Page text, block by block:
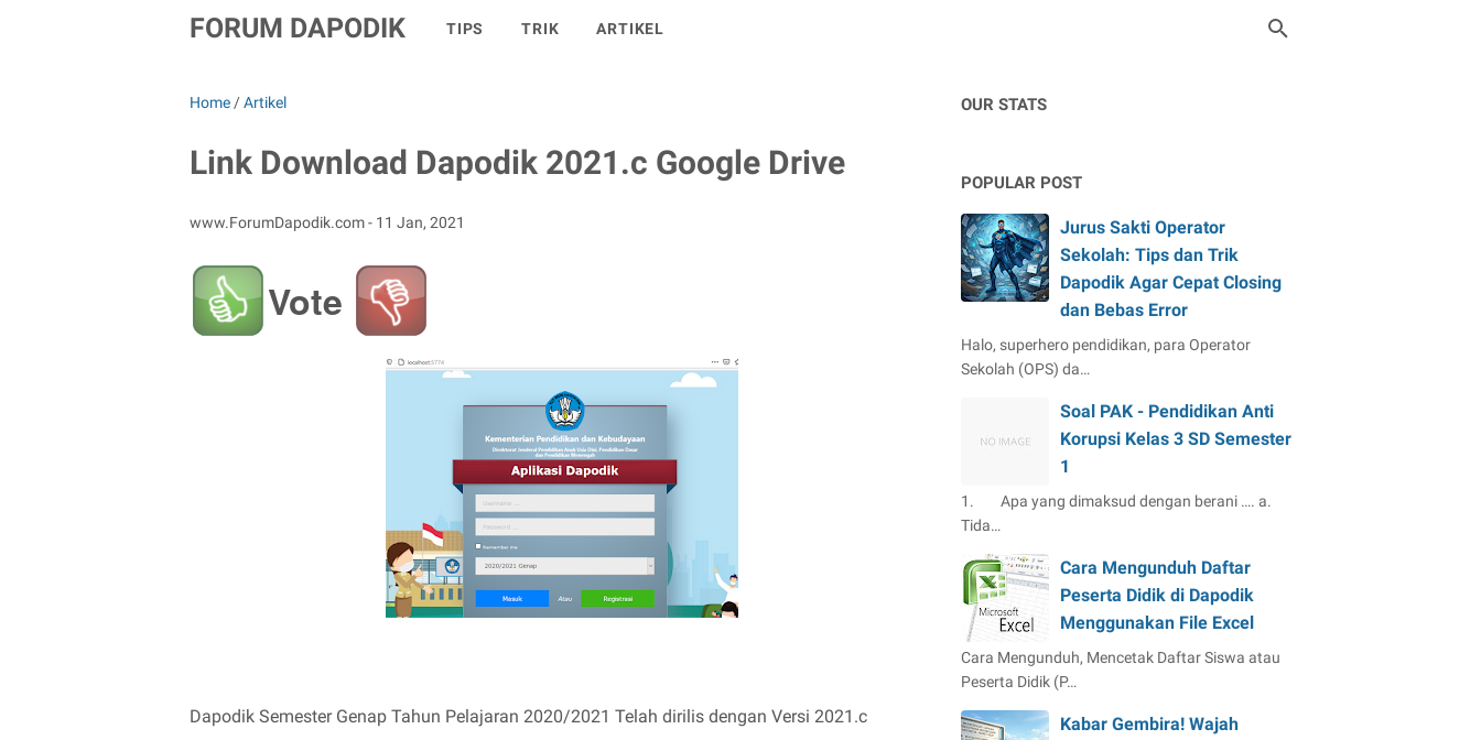
FORUM DAPODIK TIPS TRIK ARTIKEL
Home /Artikel
Link Download Dapodik 2021.c Google Drive
www.ForumDapodik.com - 11 Jan, 2021
Vote
Dapodik Semester Genap Tahun Pelajaran 2020/2021 Telah dirilis dengan Versi 2021.c
OUR STATS
POPULAR POST
Jurus Sakti Operator
Sekolah: Tips dan Trik
Dapodik Agar Cepat Closing
dan Bebas Error
Halo, superhero pendidikan, para Operator
Sekolah (OPS) da…
Soal PAK - Pendidikan Anti
Korupsi Kelas 3 SD Semester
1
1. Apa yang dimaksud dengan berani …. a.
Tida…
Cara Mengunduh Daftar
Peserta Didik di Dapodik
Menggunakan File Excel
Cara Mengunduh, Mencetak Daftar Siswa atau
Peserta Didik (P…
Kabar Gembira! Wajah